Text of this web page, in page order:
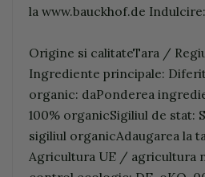
la www.bauckhof.de
Origine si calitateTara /
Ingrediente principale:
organic: daPonderea
100% organicSigiliul de stat:
sigiliul organicAdaugarea la
Agricultura UE / agricultura